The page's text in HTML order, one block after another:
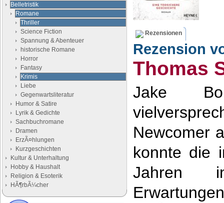
Belletristik
Romane
Thriller
Science Fiction
Spannung & Abenteuer
historische Romane
Horror
Fantasy
Krimis
Liebe
Gegenwartsliteratur
Humor & Satire
Lyrik & Gedichte
Sachbuchromane
Dramen
ErzÃ¤hlungen
Kurzgeschichten
Kultur & Unterhaltung
Hobby & Haushalt
Religion & Esoterik
HÃ¶rbÃ¼cher
Rezensionen
Rezension
Thomas
Jake
Newcomer
konnte die
Jahren